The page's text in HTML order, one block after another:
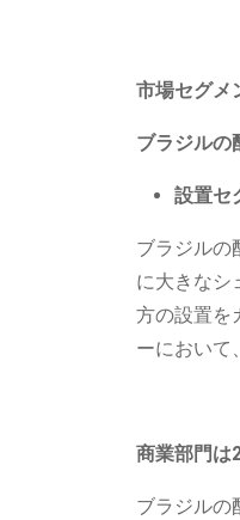
市場セグメ
ブラジルの
設置セ
ブラジルの
に大きなシ
方の設置を
ーにおいて
商業部門は
ブラジルの